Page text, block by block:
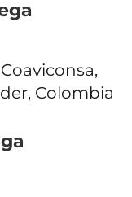
Coaviconsa,
Colombia